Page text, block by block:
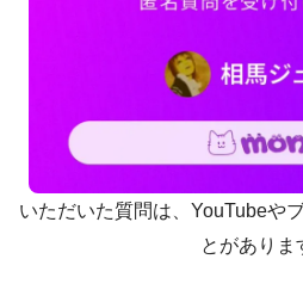
いただいた質問は、YouTubeや
とがありま